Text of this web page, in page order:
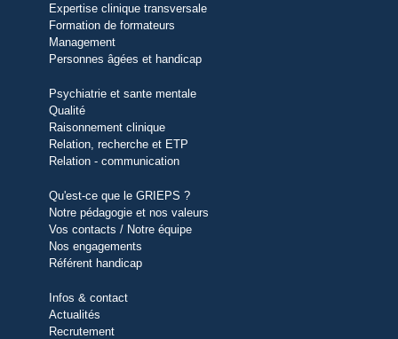
Expertise clinique transversale
Formation de formateurs
Management
Personnes âgées et handicap
Psychiatrie et sante mentale
Qualité
Raisonnement clinique
Relation, recherche et ETP
Relation - communication
Qu'est-ce que le GRIEPS ?
Notre pédagogie et nos valeurs
Vos contacts / Notre équipe
Nos engagements
Référent handicap
Infos & contact
Actualités
Recrutement